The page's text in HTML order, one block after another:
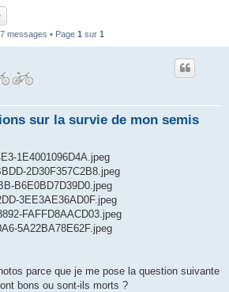
7 messages • Page 1 sur 1
sur la survie de mon semis
1E4001096D4A.jpeg
2D30F357C2B8.jpeg
B6E0BD7D39D0.jpeg
3EE3AE36AD0F.jpeg
FAFFD8AACD03.jpeg
5A22BA78E62F.jpeg
parce que je me pose la question suivante
bons ou sont-ils morts ?